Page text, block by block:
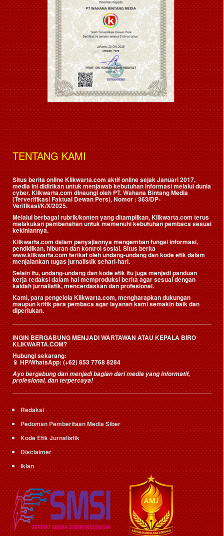
TENTANG KAMI
Situs berita online Klikwarta.com aktif online sejak Januari 2017,
media ini didirikan untuk menjawab kebutuhan informasi melalui dunia
cyber. Klikwarta.com dinaungi oleh PT. Wahana Bintang Media
(Terverifikasi Faktual Dewan Pers), Nomor : 363/DP-
Verifikasi/K/X/2025.
Melalui berbagai rubrik/konten yang ditampilkan, Klikwarta.com terus
melakukan pembenahan untuk memenuhi kebutuhan pembaca sesuai
kekiniannya.
Klikwarta.com dalam penyajiannya mengemban fungsi informasi,
pendidikan, hiburan dan kontrol sosial. Situs berita
www.klikwarta.com terikat oleh undang-undang dan kode etik dalam
menjalankan tugas jurnalistik sehari-hari.
Selain itu, undang-undang dan kode etik itu juga menjadi panduan
kerja redaksi dalam hal memproduksi berita agar sesuai dengan
kaidah jurnalistik, mencerdaskan dan profesional.
Kami, para pengelola Klikwarta.com, mengharapkan dukungan
maupun kritik para pembaca agar layanan kami semakin baik dan
diperlukan.
INGIN BERGABUNG MENJADI WARTAWAN ATAU KEPALA BIRO
KLIKWARTA.COM?
Hubungi sekarang:
📱HP/WhatsApp:(+62) 853 7768 8284
Ayo bergabung dan menjadi bagian dari media yang informatif,
profesional, dan terpercaya!
Redaksi
Pedoman Pemberitaan Media Siber
Kode Etik Jurnalistik
Disclaimer
Iklan